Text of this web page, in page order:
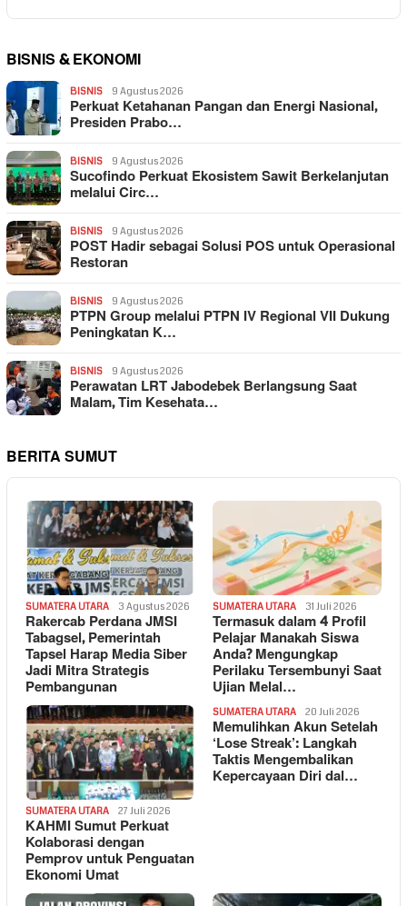
BISNIS & EKONOMI
BISNIS 9 Agustus 2026
Perkuat Ketahanan Pangan dan Energi Nasional,
Presiden Prabo…
BISNIS 9 Agustus 2026
Sucofindo Perkuat Ekosistem Sawit Berkelanjutan
melalui Circ…
BISNIS 9 Agustus 2026
POST Hadir sebagai Solusi POS untuk Operasional
Restoran
BISNIS 9 Agustus 2026
PTPN Group melalui PTPN IV Regional VII Dukung
Peningkatan K…
BISNIS 9 Agustus 2026
Perawatan LRT Jabodebek Berlangsung Saat
Malam, Tim Kesehata…
BERITA SUMUT
SUMATERA UTARA 3 Agustus 2026
Rakercab Perdana JMSI
Tabagsel, Pemerintah
Tapsel Harap Media Siber
Jadi Mitra Strategis
Pembangunan
SUMATERA UTARA 31 Juli 2026
Termasuk dalam 4 Profil
Pelajar Manakah Siswa
Anda? Mengungkap
Perilaku Tersembunyi Saat
Ujian Melal…
SUMATERA UTARA 27 Juli 2026
KAHMI Sumut Perkuat
Kolaborasi dengan
Pemprov untuk Penguatan
Ekonomi Umat
SUMATERA UTARA 20 Juli 2026
Memulihkan Akun Setelah
‘Lose Streak’: Langkah
Taktis Mengembalikan
Kepercayaan Diri dal…